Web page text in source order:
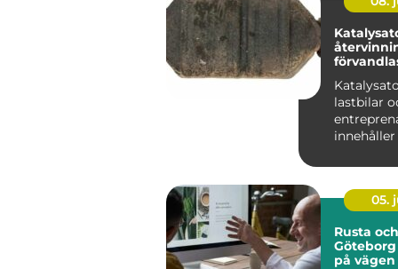
återvinning
lastbilar
05.
Rusta
på